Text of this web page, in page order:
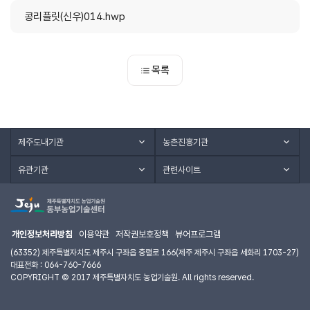
콩리플릿(신우)014.hwp
목록
제주도내기관 농촌진흥기관
유관기관 관련사이트
개인정보처리방침 이용약관 저작권보호정책 뷰어프로그램
(63352) 제주특별자치도 제주시 구좌읍 충렬로 166(제주 제주시 구좌읍 세화리 1703-27)
대표전화 : 064-760-7666
COPYRIGHT © 2017 제주특별자치도 농업기술원. All rights reserved.